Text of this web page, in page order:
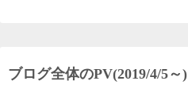
ブログ全体のPV(2019/4/5～)